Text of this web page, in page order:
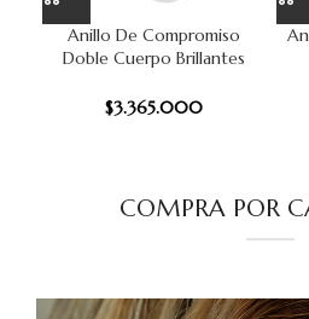
Anillo De Compromiso
Doble Cuerpo Brillantes
$3.365.000
COMPRA POR